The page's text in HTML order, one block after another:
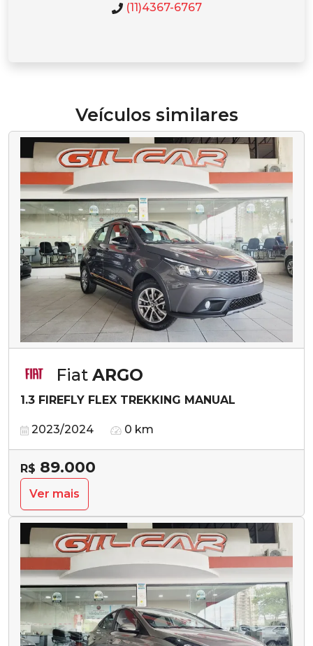
(11)4367-6767
Veículos similares
Fiat ARGO
1.3 FIREFLY FLEX TREKKING MANUAL
2023/2024 0 km
R$ 89.000
Ver mais